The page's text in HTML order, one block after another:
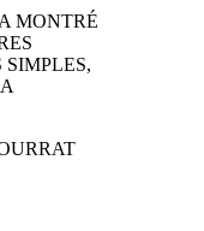
MONTRÉ